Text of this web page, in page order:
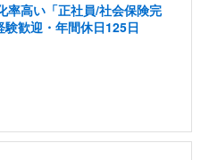
率高い「正社員/社会保険完
歓迎・年間休日125日